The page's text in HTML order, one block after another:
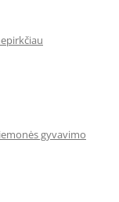
gyvavimo